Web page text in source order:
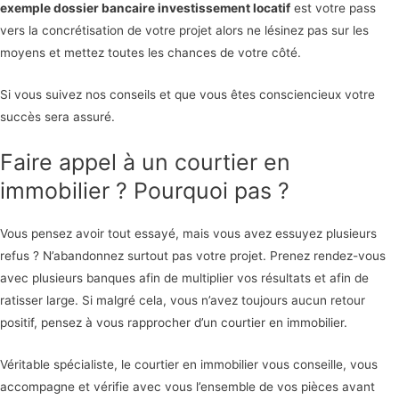
exemple dossier bancaire investissement locatif est votre pass
vers la concrétisation de votre projet alors ne lésinez pas sur les
moyens et mettez toutes les chances de votre côté.
Si vous suivez nos conseils et que vous êtes consciencieux votre
succès sera assuré.
Faire appel à un courtier en
immobilier ? Pourquoi pas ?
Vous pensez avoir tout essayé, mais vous avez essuyez plusieurs
refus ? N’abandonnez surtout pas votre projet. Prenez rendez-vous
avec plusieurs banques afin de multiplier vos résultats et afin de
ratisser large. Si malgré cela, vous n’avez toujours aucun retour
positif, pensez à vous rapprocher d’un courtier en immobilier.
Véritable spécialiste, le courtier en immobilier vous conseille, vous
accompagne et vérifie avec vous l’ensemble de vos pièces avant